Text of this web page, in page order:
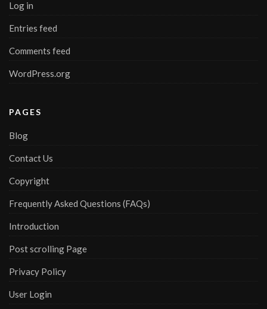
Log in
Entries feed
Comments feed
WordPress.org
PAGES
Blog
Contact Us
Copyright
Frequently Asked Questions (FAQs)
Introduction
Post scrolling Page
Privacy Policy
User Login